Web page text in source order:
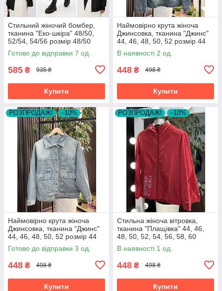
Стильний жіночий бомбер,
тканина "Еко-шкіра" 48/50,
52/54, 54/56 розмір 48/50
Готово до відправки 7 од.
585 ₴ 935 ₴
Купити
Наймовірно крута жіноча
Джинсовка, тканина "Джинс"
44, 46, 48, 50, 52 розмір 44
В наявності 2 од.
448 ₴ 498 ₴
Купити
РОЗПРОДАЖ! –10%
Наймовірно крута жіноча
Джинсовка, тканина "Джинс"
44, 46, 48, 50, 52 розмір 44
Готово до відправки 3 од.
448 ₴ 498 ₴
Купити
РОЗПРОДАЖ! –10%
Стильна жіноча вітровка,
тканина "Плащівка" 44, 46,
48, 50, 52, 54, 56, 58, 60
розмір 44
В наявності 1 од.
448 ₴ 498 ₴
Купити